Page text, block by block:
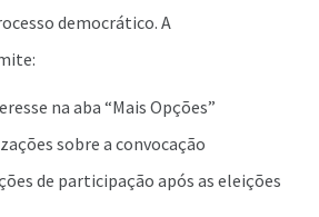
democrático. A
na aba “Mais Opções”
sobre a convocação
de participação após as eleições